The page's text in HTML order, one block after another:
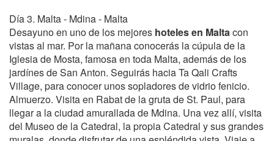
Día 3. Malta - Mdina - Malta
Desayuno en uno de los mejores hoteles en Maltacon
vistas al mar. Por la mañana conocerás la cúpula de la
Iglesia de Mosta, famosa en toda Malta, además de los
jardínes de San Anton. Seguirás hacia Ta Qali Crafts
Village, para conocer unos sopladores de vidrio fenicio.
Almuerzo. Visita en Rabat de la gruta de St. Paul, para
llegar a la ciudad amurallada de Mdina. Una vez allí, visita
del Museo de la Catedral, la propia Catedral y sus grandes